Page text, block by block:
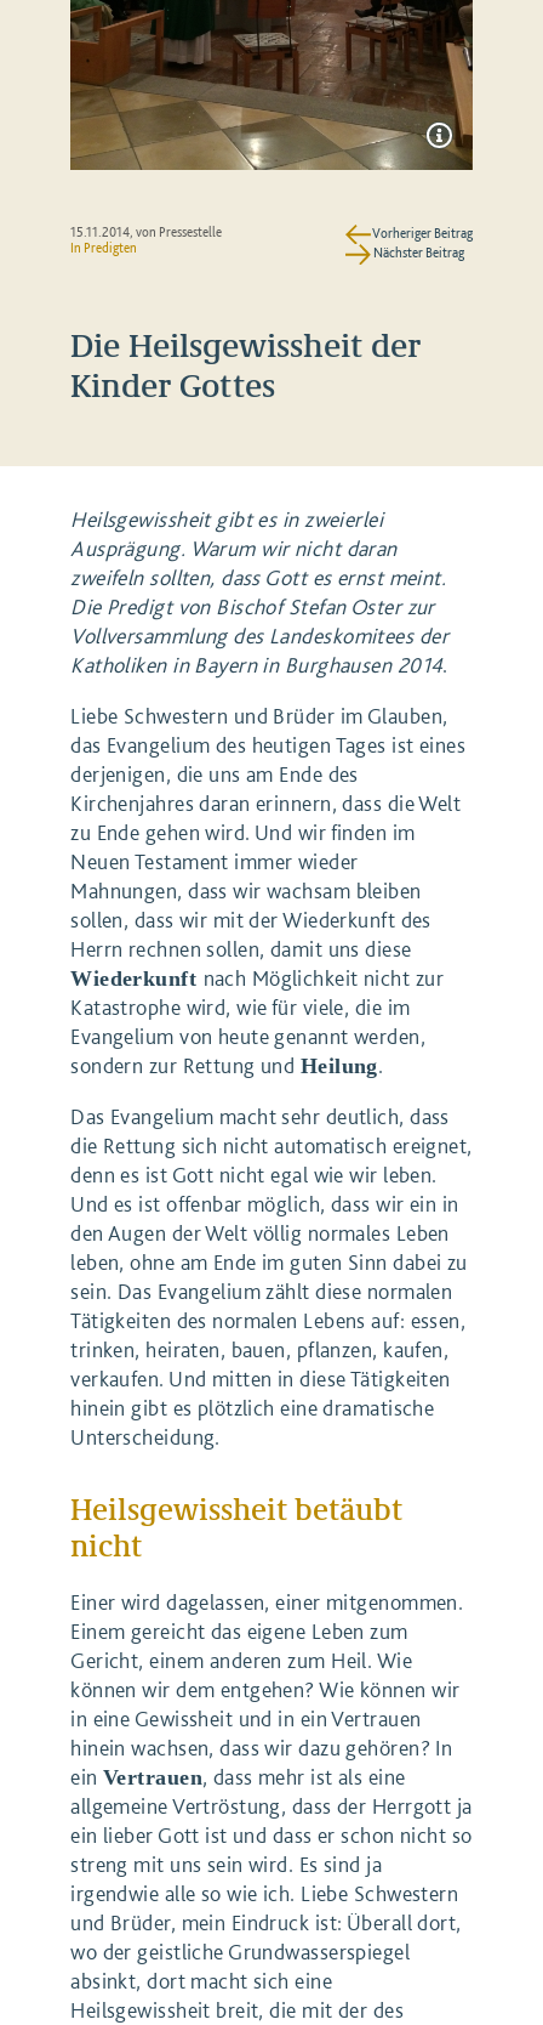
15.11.2014, von Pressestelle
In Predigten
Vorheriger Beitrag
Nächster Beitrag
Die Heilsgewissheit der
Kinder Gottes
Heilsgewissheit gibt es in zweierlei
Ausprägung. Warum wir nicht daran
zweifeln sollten, dass Gott es ernst meint.
Die Predigt von Bischof Stefan Oster zur
Vollversammlung des Landeskomitees der
Katholiken in Bayern in Burghausen 2014.
Liebe Schwestern und Brüder im Glauben,
das Evangelium des heutigen Tages ist eines
derjenigen, die uns am Ende des
Kirchenjahres daran erinnern, dass die Welt
zu Ende gehen wird. Und wir finden im
Neuen Testament immer wieder
Mahnungen, dass wir wachsam bleiben
sollen, dass wir mit der Wiederkunft des
Herrn rechnen sollen, damit uns diese
Wiederkunft nach Möglichkeit nicht zur
Katastrophe wird, wie für viele, die im
Evangelium von heute genannt werden,
sondern zur Rettung und Heilung.
Das Evangelium macht sehr deutlich, dass
die Rettung sich nicht automatisch ereignet,
denn es ist Gott nicht egal wie wir leben.
Und es ist offenbar möglich, dass wir ein in
den Augen der Welt völlig normales Leben
leben, ohne am Ende im guten Sinn dabei zu
sein. Das Evangelium zählt diese normalen
Tätigkeiten des normalen Lebens auf: essen,
trinken, heiraten, bauen, pflanzen, kaufen,
verkaufen. Und mitten in diese Tätigkeiten
hinein gibt es plötzlich eine dramatische
Unterscheidung.
Heilsgewissheit betäubt
nicht
Einer wird dagelassen, einer mitgenommen.
Einem gereicht das eigene Leben zum
Gericht, einem anderen zum Heil. Wie
können wir dem entgehen? Wie können wir
in eine Gewissheit und in ein Vertrauen
hinein wachsen, dass wir dazu gehören? In
ein Vertrauen, dass mehr ist als eine
allgemeine Vertröstung, dass der Herrgott ja
ein lieber Gott ist und dass er schon nicht so
streng mit uns sein wird. Es sind ja
irgendwie alle so wie ich. Liebe Schwestern
und Brüder, mein Eindruck ist: Überall dort,
wo der geistliche Grundwasserspiegel
absinkt, dort macht sich eine
Heilsgewissheit breit, die mit der des